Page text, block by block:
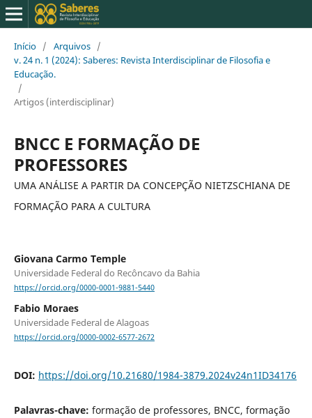
Início / Arquivos /
v. 24 n. 1 (2024): Saberes: Revista Interdisciplinar de Filosofia e
Educação.
/
Artigos (interdisciplinar)
BNCC E FORMAÇÃO DE
PROFESSORES
UMA ANÁLISE A PARTIR DA CONCEPÇÃO NIETZSCHIANA DE
FORMAÇÃO PARA A CULTURA
Giovana Carmo Temple
Universidade Federal do Recôncavo da Bahia
https://orcid.org/0000-0001-9881-5440
Fabio Moraes
Universidade Federal de Alagoas
https://orcid.org/0000-0002-6577-2672
DOI: https://doi.org/10.21680/1984-3879.2024v24n1ID34176
Palavras-chave: formação de professores, BNCC, formação